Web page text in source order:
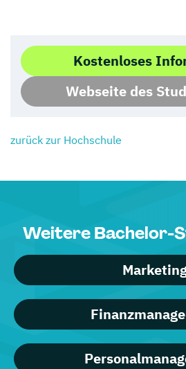
Kostenloses
Webseite des
zurück zur Hochschule
Weitere Bachelor-